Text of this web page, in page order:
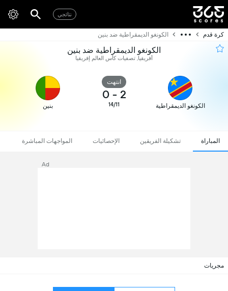
نتائجي
كرة قدم الكونغو الديمقراطية ضد بنين
الكونغو الديمقراطية ضد بنين
أفريقيا, تصفيات كأس العالم إفريقيا
الكونغو الديمقراطية
انتهت
2
-
0
14/11 بنين
المباراة تشكيلة الفريقين الإحصائيات المواجهات المباشرة
Ad
مجريات